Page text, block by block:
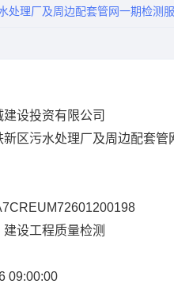
处理厂及周边配套管网一期检测
设投资有限公司
区污水处理厂及周边配套管
设工程质量检测
09:00:00